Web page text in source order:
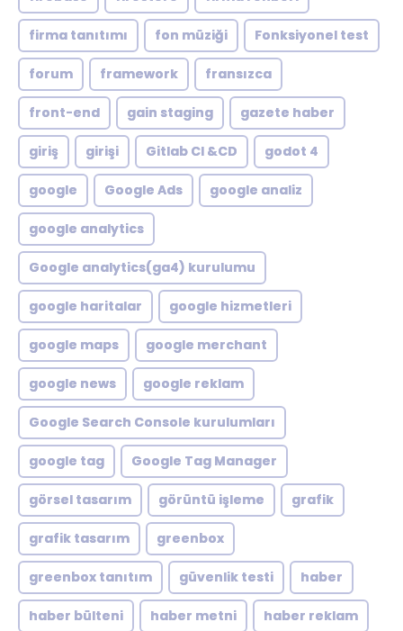
firma tanıtımı fon müziği Fonksiyonel test
forum framework fransızca
front-end gain staging gazete haber
giriş girişi Gitlab CI &CD godot 4
google Google Ads google analiz
google analytics
Google analytics(ga4) kurulumu
google haritalar google hizmetleri
google maps google merchant
google news google reklam
Google Search Console kurulumları
google tag Google Tag Manager
görsel tasarım görüntü işleme grafik
grafik tasarım greenbox
greenbox tanıtım güvenlik testi haber
haber bülteni haber metni haber reklam